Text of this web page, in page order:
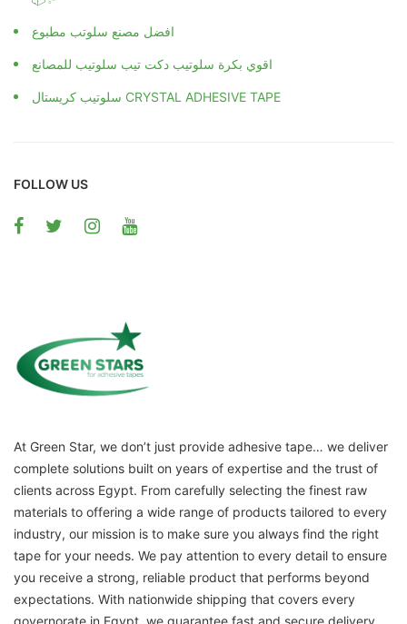
افضل مصنع سلوتب مطبوع
اقوي بكرة سلوتيب دكت تيب سلوتيب للمصانع
سلوتيب كريستال CRYSTAL ADHESIVE TAPE
FOLLOW US
At Green Star, we don’t just provide adhesive tape… we deliver
complete solutions built on years of expertise and the trust of
clients across Egypt. From carefully selecting the finest raw
materials to offering a wide range of products tailored to every
industry, our mission is to make sure you always find the right
tape for your needs. We pay attention to every detail to ensure
you receive a strong, reliable product that performs beyond
expectations. With nationwide shipping that covers every
governorate in Egypt, we guarantee fast and secure delivery